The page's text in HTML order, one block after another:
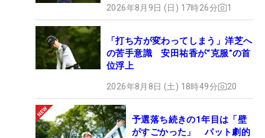
2026年8月9日 (日) 17時26分 1
「打ち方が変わってしまう」洋芝へ
の苦手意識 安田祐香が“克服”の首
位浮上
2026年8月8日 (土) 18時49分 20
予選落ち続きの1年目は「壁
がすごかった」 パット劇的